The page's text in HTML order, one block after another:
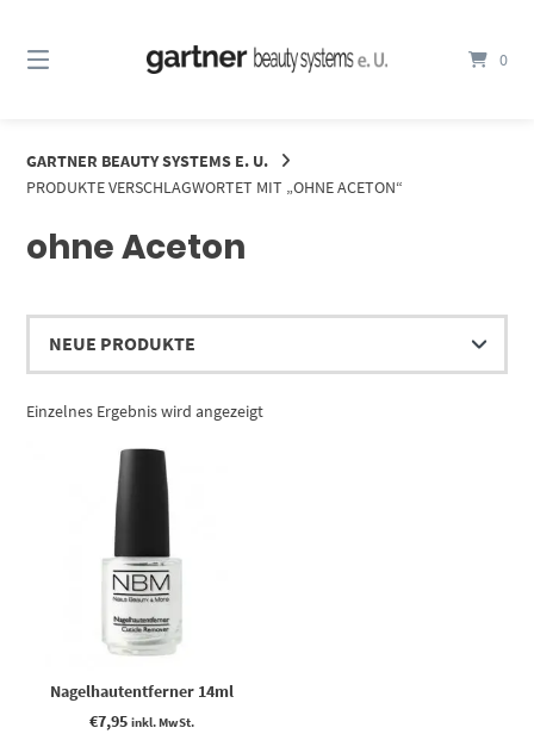
Inhalt
0
GARTNER BEAUTY SYSTEMS E. U.
PRODUKTE VERSCHLAGWORTET MIT „OHNE ACETON“
ohne Aceton
Einzelnes Ergebnis wird angezeigt
Nagelhautentferner 14ml
€7,95 inkl. MwSt.